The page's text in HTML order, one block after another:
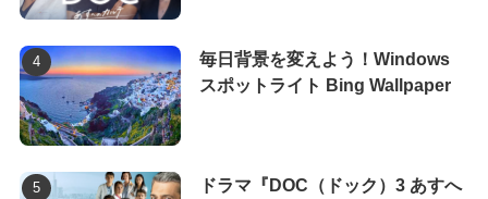
毎日背景を変えよう！Windows
スポットライト Bing Wallpaper
ドラマ『DOC（ドック）3 あすへ